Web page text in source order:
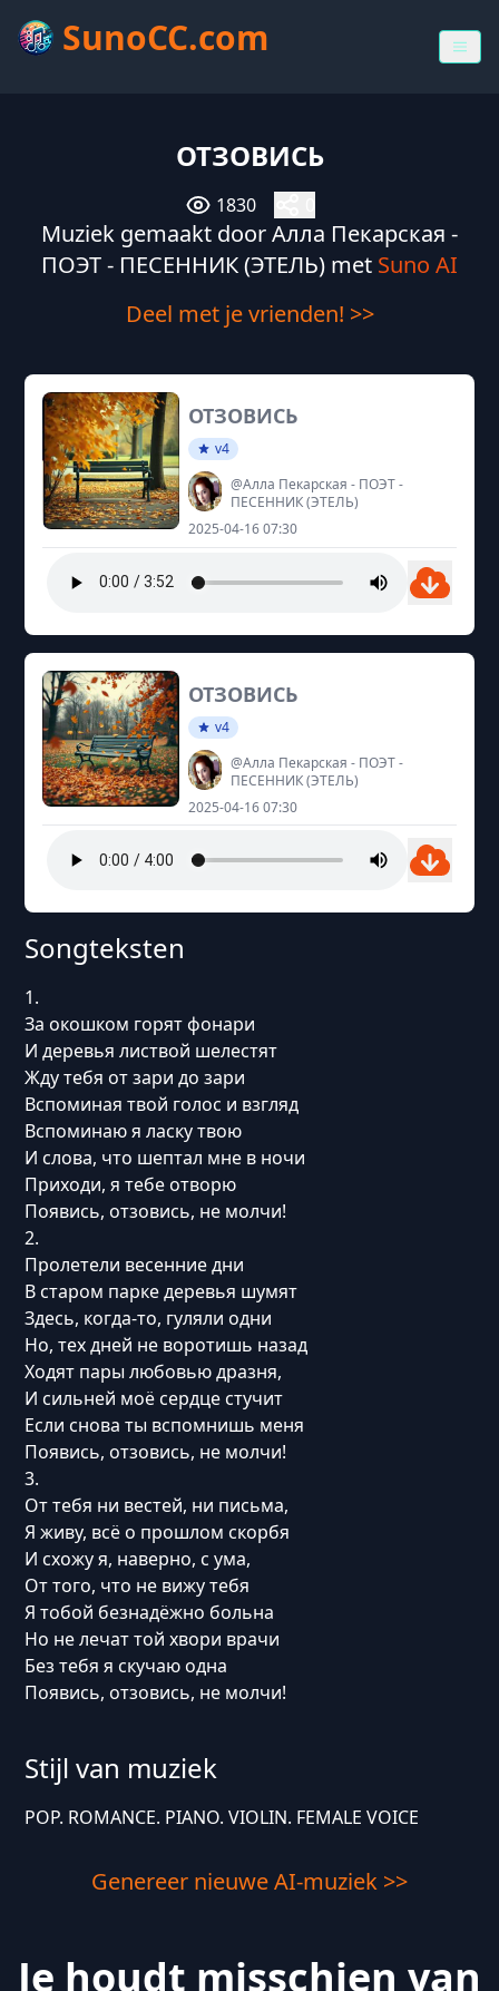
SunoCC.com
ОТЗОВИСЬ
1830
Muziek gemaakt door Алла Пекарская -
ПОЭТ - ПЕСЕННИК (ЭТЕЛЬ) met Suno AI
Deel met je vrienden! >>
ОТЗОВИСЬ
v4
@Алла Пекарская - ПОЭТ -
ПЕСЕННИК (ЭТЕЛЬ)
2025-04-16 07:30
ОТЗОВИСЬ
v4
@Алла Пекарская - ПОЭТ -
ПЕСЕННИК (ЭТЕЛЬ)
2025-04-16 07:30
Songteksten
1.
За окошком горят фонари
И деревья листвой шелестят
Жду тебя от зари до зари
Вспоминая твой голос и взгляд
Вспоминаю я ласку твою
И слова, что шептал мне в ночи
Приходи, я тебе отворю
Появись, отзовись, не молчи!
2.
Пролетели весенние дни
В старом парке деревья шумят
Здесь, когда-то, гуляли одни
Но, тех дней не воротишь назад
Ходят пары любовью дразня,
И сильней моё сердце стучит
Если снова ты вспомнишь меня
Появись, отзовись, не молчи!
3.
От тебя ни вестей, ни письма,
Я живу, всё о прошлом скорбя
И схожу я, наверно, с ума,
От того, что не вижу тебя
Я тобой безнадёжно больна
Но не лечат той хвори врачи
Без тебя я скучаю одна
Появись, отзовись, не молчи!
Stijl van muziek
POP. ROMANCE. PIANO. VIOLIN. FEMALE VOICE
Genereer nieuwe AI-muziek >>
Je houdt misschien van